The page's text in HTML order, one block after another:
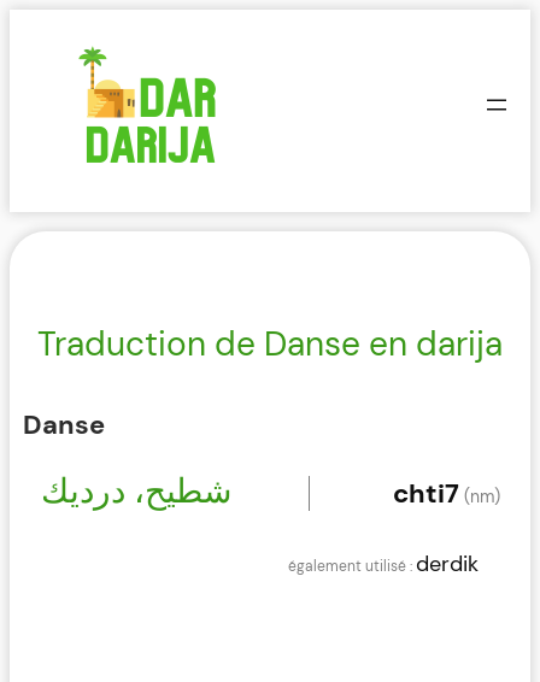
Traduction de Danse en darija
Danse
شطيح، درديك chti7 (nm)
derdik